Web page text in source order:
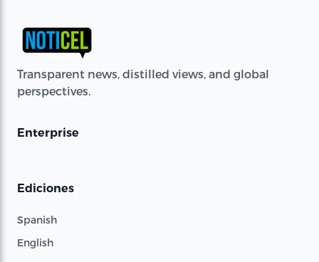
Transparent news, distilled views, and global
perspectives.
Enterprise
Ediciones
Spanish
English